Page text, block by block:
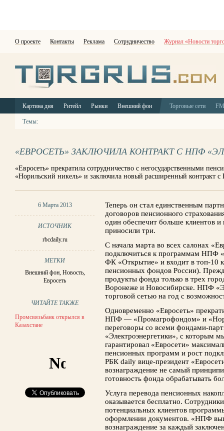
О проекте Контакты Реклама Сотрудничество Журнал «Новости
Картина дня Ритейл Рынки Внешний фон Торговые сети
Темы:
«ЕВРОСЕТЬ» ЗАКЛЮЧИЛА КОНТРАКТ С НПФ
«Евросеть» прекратила сотрудничество с негосударственными
«Норильский никель» и заключила новый расширенный контракт
6 Марта 2013
ИСТОЧНИК
rbcdaily.ru
МЕТКИ
Внешний фон, Новость,
Евросеть
ЧИТАЙТЕ ТАКЖЕ
Промсвязьбанк открылся в
Казахстане
Теперь он стал единственным
договоров пенсионного
один обеспечит больше клиентов
приносили три.
С начала марта во всех салонах
подключиться к программам НПФ
ФК «Открытие» и входит в топ-10
пенсионных фондов России).
продукты фонда только в трех
Воронеже и Новосибирске. НПФ
торговой сетью на год с
Одновременно «Евросеть»
НПФ — «Пром­агрофондом» и
переговоры со всеми фондами-
«Электроэнергетики», с которым
гарантировал «Евросети»
пенсионных программ и рост
РБК daily вице-президент
вознаграждение не самый
готовность фонда обрабатывать
Услуга перевода пенсионных
оказывается бесплатно.
потенциальных клиентов
оформлении документов. «НПФ
вознаграждение за каждый